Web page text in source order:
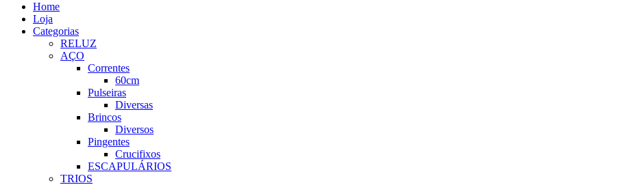
Home
Loja
Categorias
RELUZ
AÇO
Correntes
60cm
Pulseiras
Diversas
Brincos
Diversos
Pingentes
Crucifixos
ESCAPULÁRIOS
TRIOS